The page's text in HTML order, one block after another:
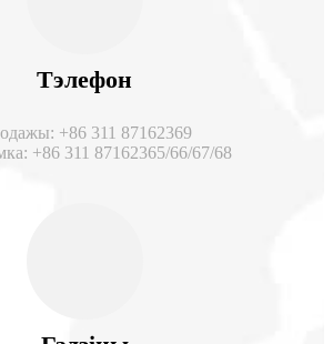
Тэлефон
+86 311 87162369
+86 311 87162365/66/67/68